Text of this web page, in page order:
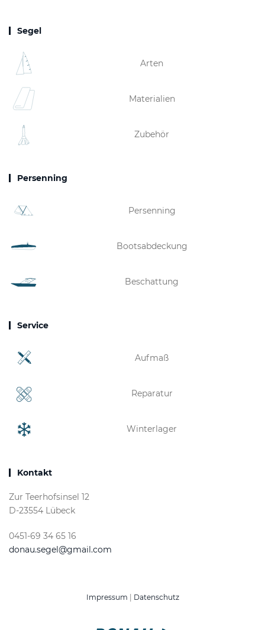
Segel
Arten
Materialien
Zubehör
Persenning
Persenning
Bootsabdeckung
Beschattung
Service
Aufmaß
Reparatur
Winterlager
Kontakt
Zur Teerhofsinsel 12
D-23554 Lübeck
0451-69 34 65 16
donau.segel@gmail.com
Impressum Datenschutz